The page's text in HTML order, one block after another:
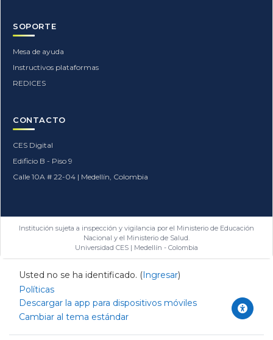
SOPORTE
Mesa de ayuda
Instructivos plataformas
REDICES
CONTACTO
CES Digital
Edificio B - Piso 9
Calle 10A # 22-04 | Medellín, Colombia
Institución sujeta a inspección y vigilancia por el Ministerio de Educación
Nacional y el Ministerio de Salud.
Universidad CES | Medellín - Colombia
Usted no se ha identificado. (Ingresar)
Políticas
Descargar la app para dispositivos móviles
Cambiar al tema estándar